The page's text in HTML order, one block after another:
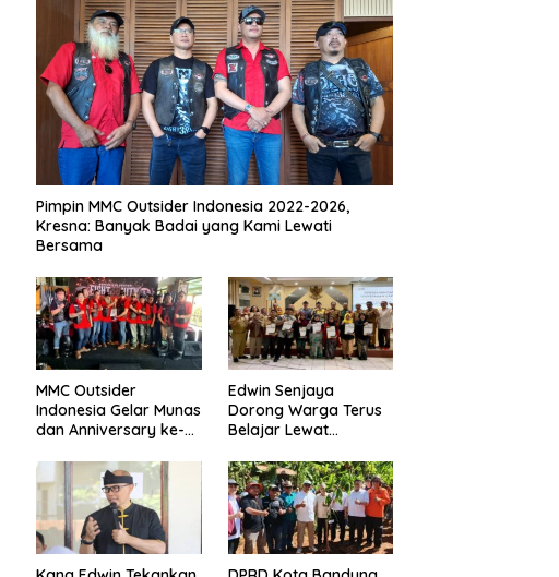
Pimpin MMC Outsider Indonesia 2022-2026,
Kresna: Banyak Badai yang Kami Lewati
Bersama
MMC Outsider
Indonesia Gelar Munas
dan Anniversary ke-
Edwin Senjaya
Dorong Warga Terus
Belajar Lewat
Kesetaraan